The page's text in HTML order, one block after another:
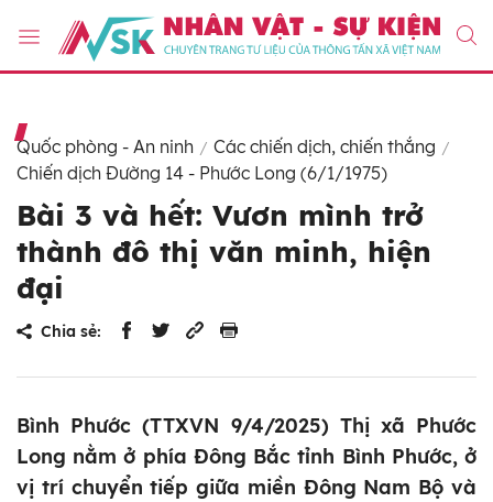
Quốc phòng - An ninh
Các chiến dịch, chiến thắng
Chiến dịch Đường 14 - Phước Long (6/1/1975)
Bài 3 và hết: Vươn mình trở
thành đô thị văn minh, hiện
đại
Chia sẻ:
Bình Phước (TTXVN 9/4/2025) Thị xã Phước
Long nằm ở phía Đông Bắc tỉnh Bình Phước, ở
vị trí chuyển tiếp giữa miền Đông Nam Bộ và